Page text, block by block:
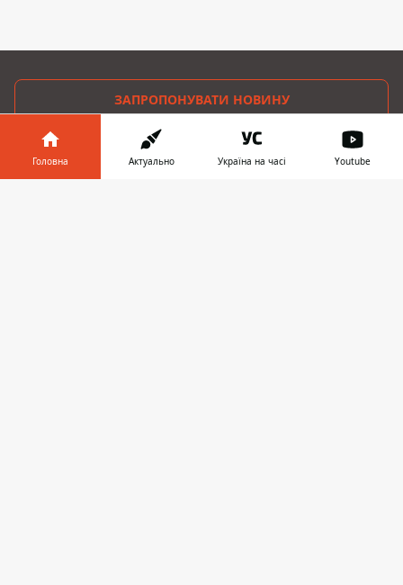
ЗАПРОПОНУВАТИ НОВИНУ
Дніпро
Головна Актуально Україна на часі Youtube